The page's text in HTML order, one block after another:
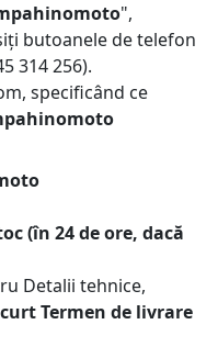
",
butoanele de telefon
314 256).
specificând ce
(în 24 de ore, dacă
Detalii tehnice,
Termen de livrare